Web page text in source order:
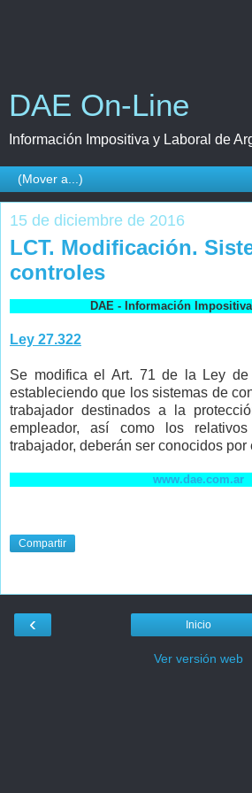
DAE On-Line
Información Impositiva y Laboral de
15 de diciembre de 2016
LCT. Modificación.
controles
DAE - Información
Ley 27.322
Se modifica el Art. 71 de la Ley de
estableciendo que los sistemas de
trabajador destinados a la
empleador, así como los
trabajador, deberán ser conocidos por
www.dae.com.ar
Compartir
‹ Inicio
Ver versión web